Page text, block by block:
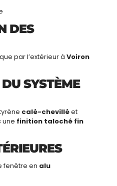
DES
par l’extérieur à Voiron
SYSTÈME
calé-chevilléet
une finition taloché fin
fenêtre en alu